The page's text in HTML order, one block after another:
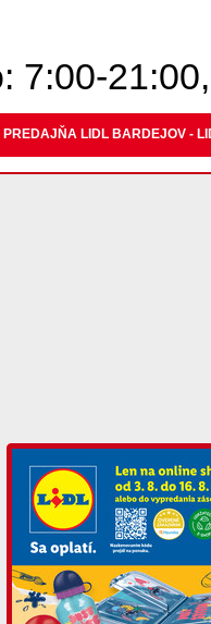
7:00-
PREDAJŇA LIDL BARDEJOV -